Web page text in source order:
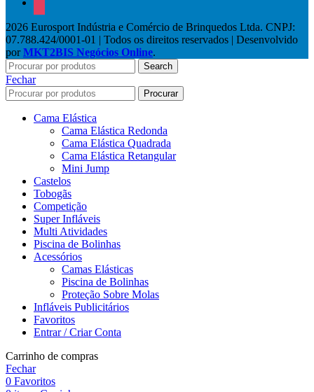
2026 Eurosport Indústria e Comércio de Brinquedos Ltda. CNPJ:
07.788.424/0001-01 | Todos os direitos reservados | Desenvolvido
porMKT2BIS Negócios Online.
Search
Fechar
Procurar
Cama Elástica
Cama Elástica Redonda
Cama Elástica Quadrada
Cama Elástica Retangular
Mini Jump
Castelos
Tobogãs
Competição
Super Infláveis
Multi Atividades
Piscina de Bolinhas
Acessórios
Camas Elásticas
Piscina de Bolinhas
Proteção Sobre Molas
Infláveis Publicitários
Favoritos
Entrar / Criar Conta
Carrinho de compras
Fechar
0 Favoritos